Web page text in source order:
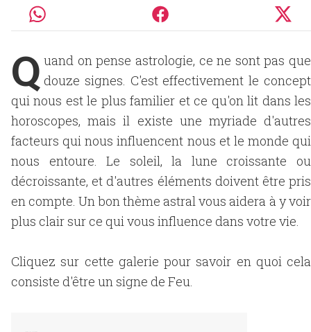
Q uand on pense astrologie, ce ne sont pas que
douze signes. C'est effectivement le concept
qui nous est le plus familier et ce qu'on lit dans les
horoscopes, mais il existe une myriade d'autres
facteurs qui nous influencent nous et le monde qui
nous entoure. Le soleil, la lune croissante ou
décroissante, et d'autres éléments doivent être pris
en compte. Un bon thème astral vous aidera à y voir
plus clair sur ce qui vous influence dans votre vie.
Cliquez sur cette galerie pour savoir en quoi cela
consiste d'être un signe de Feu.